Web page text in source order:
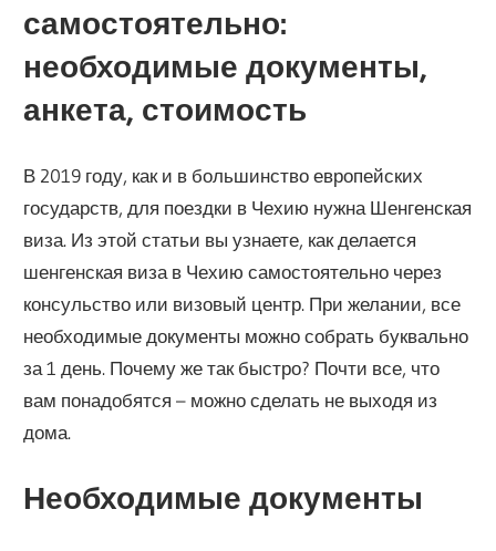
самостоятельно:
необходимые документы,
анкета, стоимость
В 2019 году, как и в большинство европейских
государств, для поездки в Чехию нужна Шенгенская
виза. Из этой статьи вы узнаете, как делается
шенгенская виза в Чехию самостоятельно через
консульство или визовый центр. При желании, все
необходимые документы можно собрать буквально
за 1 день. Почему же так быстро? Почти все, что
вам понадобятся – можно сделать не выходя из
дома.
Необходимые документы